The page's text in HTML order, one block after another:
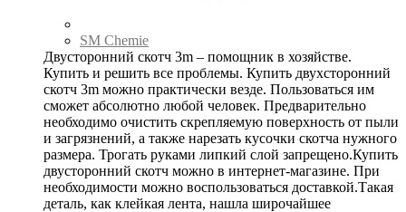
SM Chemie
Двусторонний скотч 3m – помощник в хозяйстве.
Купить и решить все проблемы. Купить двухсторонний
скотч 3m можно практически везде. Пользоваться им
сможет абсолютно любой человек. Предварительно
необходимо очистить скрепляемую поверхность от пыли
и загрязнений, а также нарезать кусочки скотча нужного
размера. Трогать руками липкий слой запрещено.Купить
двусторонний скотч можно в интернет-магазине. При
необходимости можно воспользоваться доставкой.Такая
деталь, как клейкая лента, нашла широчайшее